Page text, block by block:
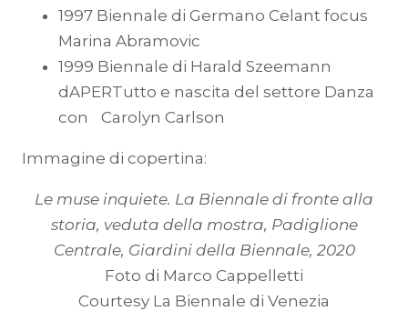
1997 Biennale di Germano Celant focus
Marina Abramovic
1999 Biennale di Harald Szeemann
dAPERTutto e nascita del settore Danza
con Carolyn Carlson
Immagine di copertina:
Le muse inquiete. La Biennale di fronte alla
storia, veduta della mostra, Padiglione
Centrale, Giardini della Biennale, 2020
Foto di Marco Cappelletti
Courtesy La Biennale di Venezia